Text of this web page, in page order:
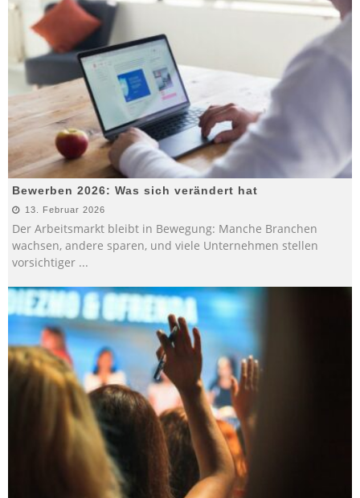
Bewerben 2026: Was sich verändert hat
13. Februar 2026
Der Arbeitsmarkt bleibt in Bewegung: Manche Branchen
wachsen, andere sparen, und viele Unternehmen stellen
vorsichtiger ...